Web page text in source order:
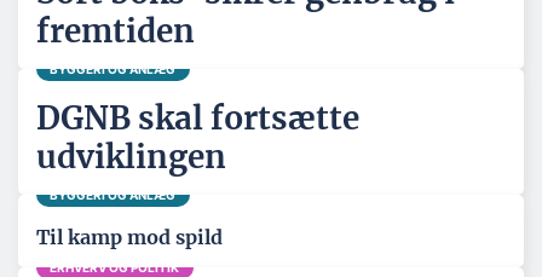
fremtiden
BYGGERI OG ANLÆG
DGNB skal fortsætte
udviklingen
BYGGERI OG ANLÆG
Til kamp mod spild
ERHVERV OG POLITIK